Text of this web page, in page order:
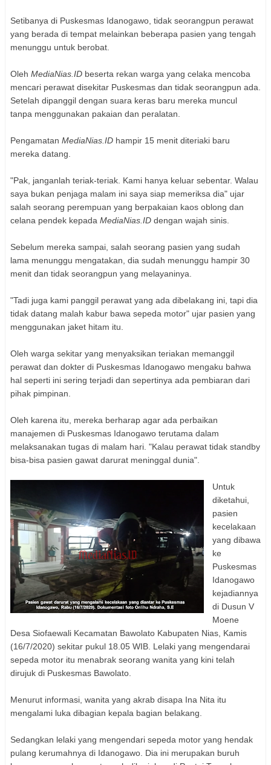
Setibanya di Puskesmas Idanogawo, tidak seorangpun perawat
yang berada di tempat melainkan beberapa pasien yang tengah
menunggu untuk berobat.
Oleh MediaNias.ID beserta rekan warga yang celaka mencoba
mencari perawat disekitar Puskesmas dan tidak seorangpun ada.
Setelah dipanggil dengan suara keras baru mereka muncul
tanpa menggunakan pakaian dan peralatan.
Pengamatan MediaNias.ID hampir 15 menit diteriaki baru
mereka datang.
"Pak, janganlah teriak-teriak. Kami hanya keluar sebentar. Walau
saya bukan penjaga malam ini saya siap memeriksa dia" ujar
salah seorang perempuan yang berpakaian kaos oblong dan
celana pendek kepada MediaNias.ID dengan wajah sinis.
Sebelum mereka sampai, salah seorang pasien yang sudah
lama menunggu mengatakan, dia sudah menunggu hampir 30
menit dan tidak seorangpun yang melayaninya.
"Tadi juga kami panggil perawat yang ada dibelakang ini, tapi dia
tidak datang malah kabur bawa sepeda motor" ujar pasien yang
menggunakan jaket hitam itu.
Oleh warga sekitar yang menyaksikan teriakan memanggil
perawat dan dokter di Puskesmas Idanogawo mengaku bahwa
hal seperti ini sering terjadi dan sepertinya ada pembiaran dari
pihak pimpinan.
Oleh karena itu, mereka berharap agar ada perbaikan
manajemen di Puskesmas Idanogawo terutama dalam
melaksanakan tugas di malam hari. "Kalau perawat tidak standby
bisa-bisa pasien gawat darurat meninggal dunia".
Untuk
diketahui,
pasien
kecelakaan
yang dibawa
ke
Puskesmas
Idanogawo
kejadiannya
di Dusun V
Moene
Desa Siofaewali Kecamatan Bawolato Kabupaten Nias, Kamis
(16/7/2020) sekitar pukul 18.05 WIB. Lelaki yang mengendarai
sepeda motor itu menabrak seorang wanita yang kini telah
dirujuk di Puskesmas Bawolato.
Menurut informasi, wanita yang akrab disapa Ina Nita itu
mengalami luka dibagian kepala bagian belakang.
Sedangkan lelaki yang mengendari sepeda motor yang hendak
pulang kerumahnya di Idanogawo. Dia ini merupakan buruh